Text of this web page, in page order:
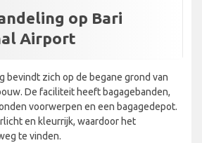
op Bari
Airport
bevindt zich op de begane grond van
De faciliteit heeft bagagebanden,
voorwerpen en een bagagedepot.
en kleurrijk, waardoor het
te vinden.